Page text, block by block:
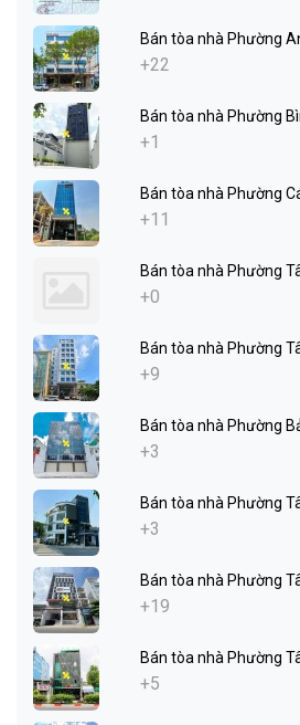
Bán tòa nhà Phường
+22
Bán tòa nhà Phường
+1
Bán tòa nhà Phường
+11
Bán tòa nhà Phường
+0
Bán tòa nhà Phường
+9
Bán tòa nhà Phường
+3
Bán tòa nhà Phường
+3
Bán tòa nhà Phường
+19
Bán tòa nhà Phường
+5